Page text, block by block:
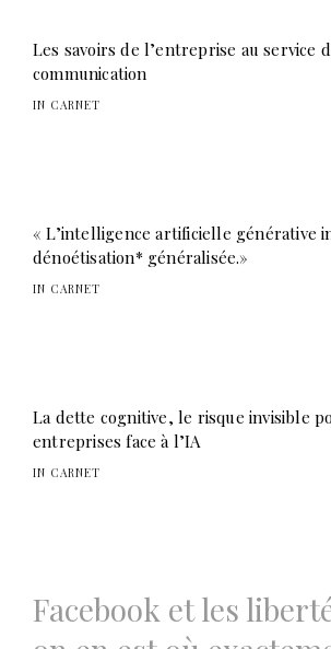
Les savoirs de l’entreprise au service
communication
IN CARNET
« L’intelligence artificielle générative
dénoétisation* généralisée.»
IN CARNET
La dette cognitive, le risque invisible
entreprises face à l’IA
IN CARNET
Navigation
Facebook et les